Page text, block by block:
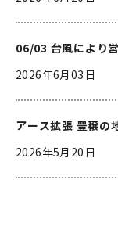
06/03 台風により
2026年6月03日
アース拡張 豊穣の
2026年5月20日